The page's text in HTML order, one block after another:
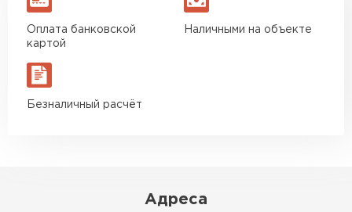
Оплата банковской
картой
Наличными на объекте
Безналичный расчёт
Адреса